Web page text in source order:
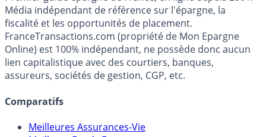
Premier guide épargne de France, en ligne depuis 2001.
Média indépendant de référence sur l'épargne, la
fiscalité et les opportunités de placement.
FranceTransactions.com (propriété de Mon Epargne
Online) est 100% indépendant, ne possède donc aucun
lien capitalistique avec des courtiers, banques,